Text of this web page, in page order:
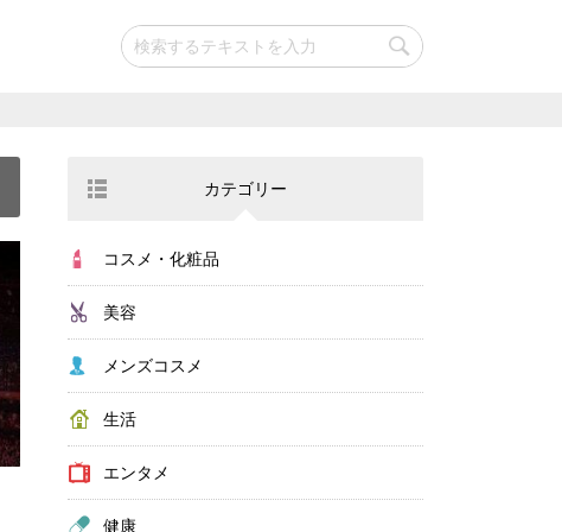
カテゴリー
コスメ・化粧品
美容
メンズコスメ
生活
エンタメ
健康